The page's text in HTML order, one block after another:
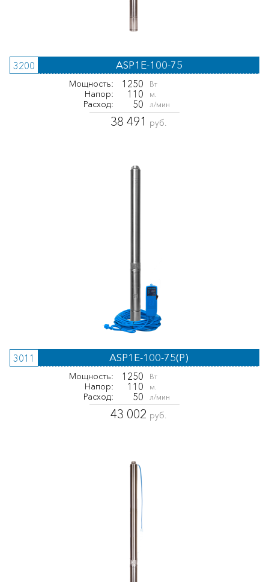
3200 ASP1E-100-75
Мощность: 1250 Вт
Напор: 110 м.
Расход: 50 л/мин
38 491 руб.
3011 ASP1E-100-75(P)
Мощность: 1250 Вт
Напор: 110 м.
Расход: 50 л/мин
43 002 руб.